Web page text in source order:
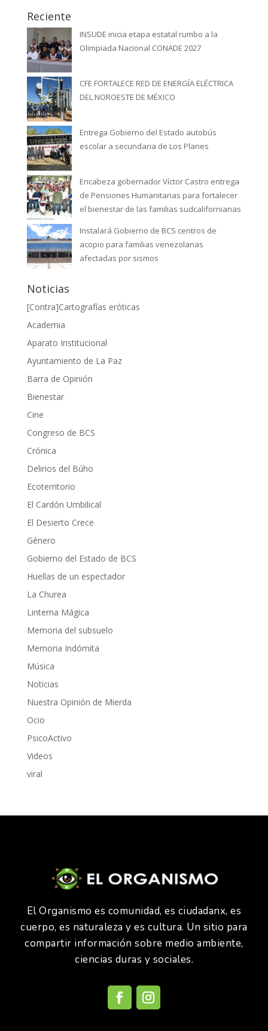
Reciente
INSUDE inicia etapa estatal rumbo a la
Olimpiada Nacional CONADE 2027
CFE FORTALECE RED DE ENERGÍA ELÉCTRICA
DEL NOROESTE DE MÉXICO
Entrega Gobierno del Estado autobús
escolar a secundaria de Los Planes
Encabeza gobernador Víctor Castro entrega
de Pensiones Humanitarias para fortalecer
el bienestar de las familias sudcalifornianas
Instalará Gobierno de BCS centros de
acopio para familias venezolanas
afectadas por sismos
Noticias
[Contra]Cartografías eróticas
Academia
Aparato Institucional
Ayuntamiento de La Paz
Barra de Opinión
Bienestar
Cine
Congreso de BCS
Crónica
Delirios del Búho
Ecoterritorio
El Cardón Umbilical
El Desierto Crece
Género
Gobierno del Estado de BCS
Huellas de un espectador
La Churea
Linterna Mágica
Memoria del subsuelo
Memoria Indómita
Música
Noticias
Nuestra Opinión de Mierda
Ocio
PsicoActivo
Videos
viral
El Organismo es comunidad, es ciudadanx, es
cuerpo, es naturaleza y es cultura. Un sitio para
compartir información sobre medio ambiente,
ciencias duras y sociales.